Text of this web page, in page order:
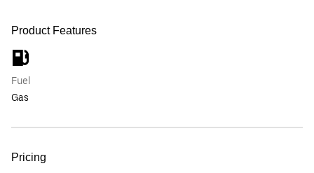
Product Features
Fuel
Gas
Pricing